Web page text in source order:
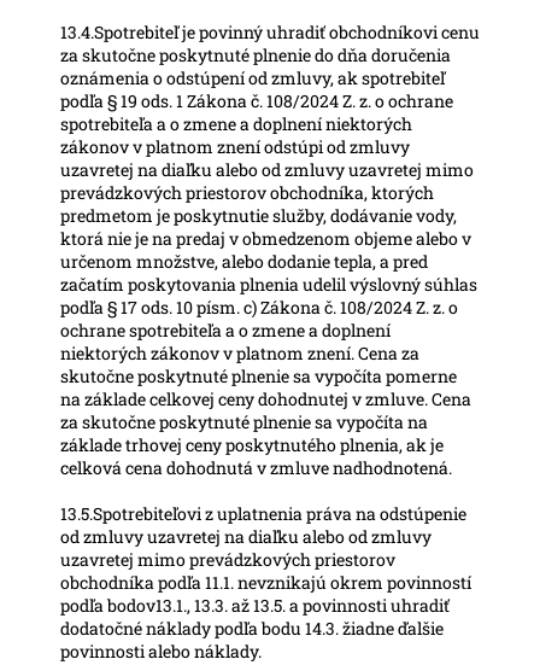
13.4.Spotrebiteľ je povinný uhradiť obchodníkovi cenu
za skutočne poskytnuté plnenie do dňa doručenia
oznámenia o odstúpení od zmluvy, ak spotrebiteľ
podľa § 19 ods. 1 Zákona č. 108/2024 Z. z. o ochrane
spotrebiteľa a o zmene a doplnení niektorých
zákonov v platnom znení odstúpi od zmluvy
uzavretej na diaľku alebo od zmluvy uzavretej mimo
prevádzkových priestorov obchodníka, ktorých
predmetom je poskytnutie služby, dodávanie vody,
ktorá nie je na predaj v obmedzenom objeme alebo v
určenom množstve, alebo dodanie tepla, a pred
začatím poskytovania plnenia udelil výslovný súhlas
podľa § 17 ods. 10 písm. c) Zákona č. 108/2024 Z. z. o
ochrane spotrebiteľa a o zmene a doplnení
niektorých zákonov v platnom znení. Cena za
skutočne poskytnuté plnenie sa vypočíta pomerne
na základe celkovej ceny dohodnutej v zmluve. Cena
za skutočne poskytnuté plnenie sa vypočíta na
základe trhovej ceny poskytnutého plnenia, ak je
celková cena dohodnutá v zmluve nadhodnotená.
13.5.Spotrebiteľovi z uplatnenia práva na odstúpenie
od zmluvy uzavretej na diaľku alebo od zmluvy
uzavretej mimo prevádzkových priestorov
obchodníka podľa 11.1. nevznikajú okrem povinností
podľa bodov13.1., 13.3. až 13.5. a povinnosti uhradiť
dodatočné náklady podľa bodu 14.3. žiadne ďalšie
povinnosti alebo náklady.